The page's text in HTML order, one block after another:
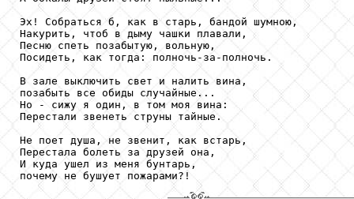
Эх! Собраться б, как в старь, бандой шумною,
Накурить, чтоб в дыму чашки плавали,
Песню спеть позабытую, вольную,
Посидеть, как тогда: полночь-за-полночь.
В зале выключить свет и налить вина,
позабыть все обиды случайные...
Но - сижу я один, в том моя вина:
Перестали звенеть струны тайные.
Не поет душа, не звенит, как встарь,
Перестала болеть за друзей она,
И куда ушел из меня бунтарь,
почему не бушует пожарами?!